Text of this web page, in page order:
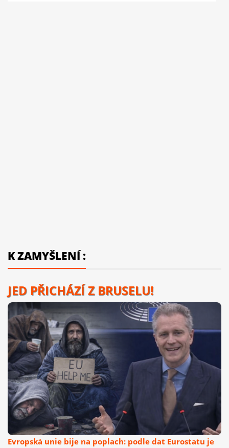
K ZAMYŠLENÍ :
JED PŘICHÁZÍ Z BRUSELU!
Evropská unie bije na poplach: podle dat Eurostatu je